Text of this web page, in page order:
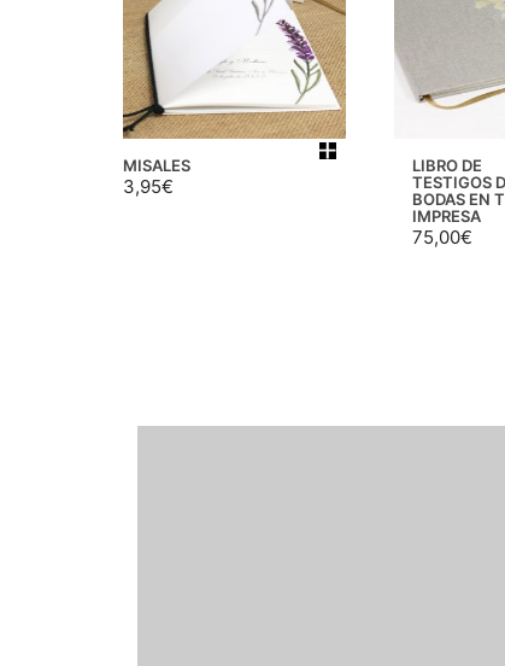
MISALES
3,95€
LIBRO DE
TESTIGOS
BODAS EN
IMPRESA
75,00€